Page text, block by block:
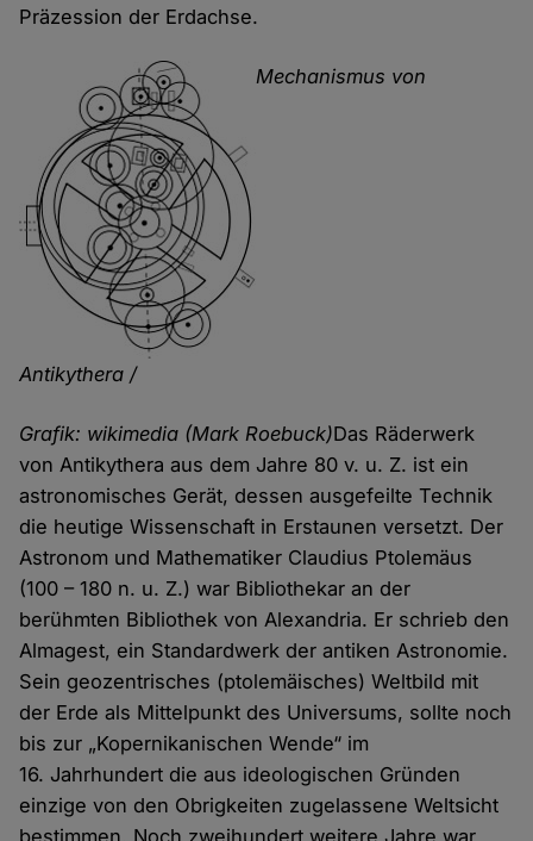
Präzession der Erdachse.
Mechanismus von
Antikythera /
Grafik: wikimedia (Mark Roebuck)Das Räderwerk
von Antikythera aus dem Jahre 80 v. u. Z. ist ein
astronomisches Gerät, dessen ausgefeilte Technik
die heutige Wissenschaft in Erstaunen versetzt. Der
Astronom und Mathematiker Claudius Ptolemäus
(100 – 180 n. u. Z.) war Bibliothekar an der
berühmten Bibliothek von Alexandria. Er schrieb den
Almagest, ein Standardwerk der antiken Astronomie.
Sein geozentrisches (ptolemäisches) Weltbild mit
der Erde als Mittel­punkt des Universums, sollte noch
bis zur „Kopernikanischen Wende“ im
16. Jahrhundert die aus ideologischen Gründen
einzige von den Obrig­keiten zugelassene Weltsicht